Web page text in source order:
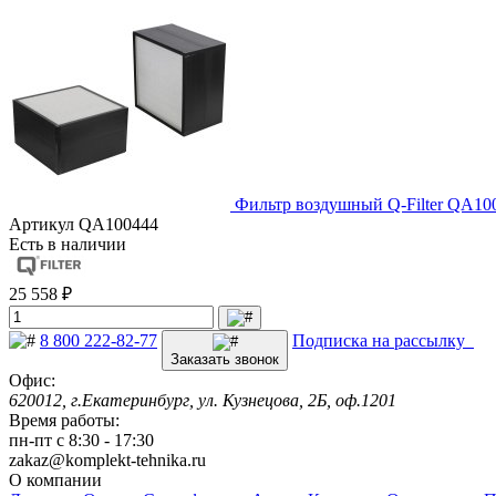
Фильтр воздушный Q-Filter
Артикул QA100444
Есть в наличии
25 558 ₽
8 800 222-82-77
Заказать звонок
Подписка на рассылку
Офис:
620012, г.Екатеринбург, ул. Кузнецова, 2Б, оф.1201
Время работы:
пн-пт с 8:30 - 17:30
zakaz@komplekt-tehnika.ru
О компании